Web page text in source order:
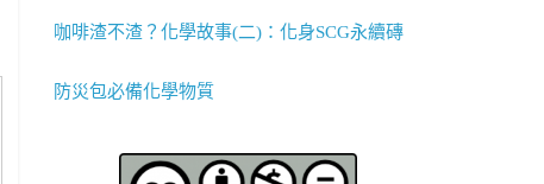
咖啡渣不渣？化學故事(二)：化身SCG永續磚
防災包必備化學物質